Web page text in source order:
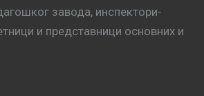
завода, инспектори-
и представници основних и